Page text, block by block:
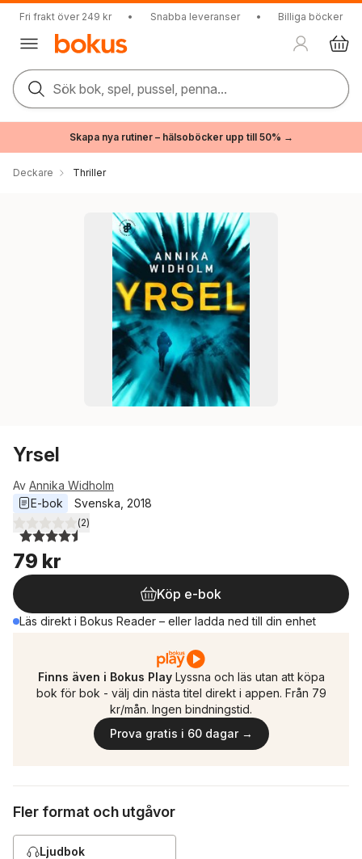
Fri frakt över 249 kr • Snabba leveranser • Billiga böcker
Sök bok, spel, pussel, penna...
Skapa nya rutiner – hälsoböcker upp till 50% →
Deckare Thriller
Yrsel
Av Annika Widholm
E-bok
Svenska 2018
4,5utav 5 stjärnor. Totalt antal röster:
(2)
79 kr
Köp e-bok
Läs direkt i Bokus Reader – eller ladda ned till din enhet
Finns även i Bokus Play Lyssna och läs utan att köpa
bok för bok - välj din nästa titel direkt i appen. Från 79
kr/mån. Ingen bindningstid.
Prova gratis i 60 dagar →
Fler format och utgåvor
Ljudbok